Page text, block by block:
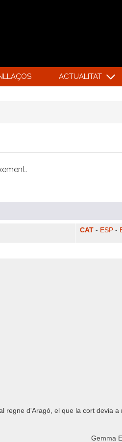
ACTUALITAT
CAT - ESP -
regne d'Aragó, el que la cort devia a
Gemma